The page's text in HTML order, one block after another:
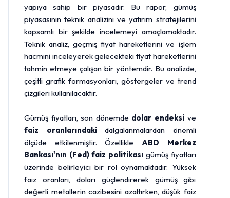
yapıya sahip bir piyasadır. Bu rapor, gümüş
piyasasının teknik analizini ve yatırım stratejilerini
kapsamlı bir şekilde incelemeyi amaçlamaktadır.
Teknik analiz, geçmiş fiyat hareketlerini ve işlem
hacmini inceleyerek gelecekteki fiyat hareketlerini
tahmin etmeye çalışan bir yöntemdir. Bu analizde,
çeşitli grafik formasyonları, göstergeler ve trend
çizgileri kullanılacaktır.
Gümüş fiyatları, son dönemde dolar endeksive
faiz oranlarındakidalgalanmalardan önemli
ölçüde etkilenmiştir. Özellikle ABD Merkez
Bankası'nın (Fed) faiz politikası gümüş fiyatları
üzerinde belirleyici bir rol oynamaktadır. Yüksek
faiz oranları, doları güçlendirerek gümüş gibi
değerli metallerin cazibesini azaltırken, düşük faiz